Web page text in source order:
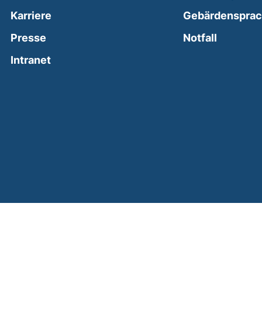
Karriere
Presse
Intranet(external link, opens in a new window)
Notfall